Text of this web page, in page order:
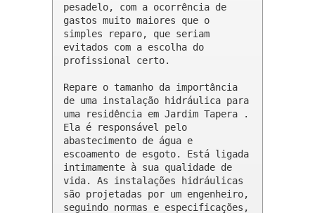
pesadelo, com a ocorrência de
gastos muito maiores que o
simples reparo, que seriam
evitados com a escolha do
profissional certo.
Repare o tamanho da importância
de uma instalação hidráulica para
uma residência em Jardim Tapera .
Ela é responsável pelo
abastecimento de água e
escoamento de esgoto. Está ligada
intimamente à sua qualidade de
vida. As instalações hidráulicas
são projetadas por um engenheiro,
seguindo normas e especificações,